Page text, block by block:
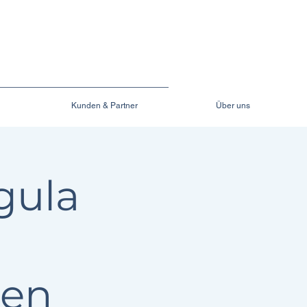
Kunden & Partner Über uns